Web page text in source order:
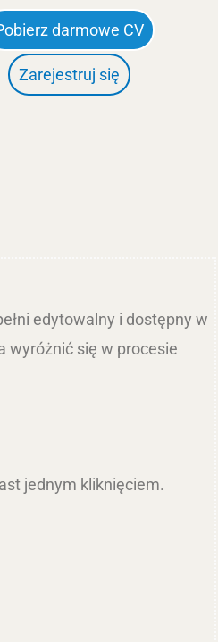
darmowe CV
Zarejestruj się
edytowalny i dostępny w
wyróżnić się w procesie
jednym kliknięciem.